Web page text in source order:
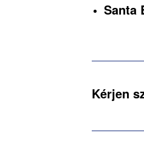
Santa
Kérjen